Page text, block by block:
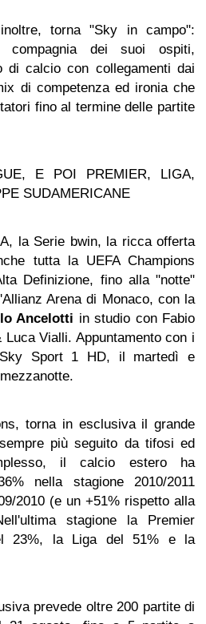
torna "Sky in campo":
compagnia dei suoi ospiti,
di calcio con collegamenti dai
di competenza ed ironia che
fino al termine delle partite
E POI PREMIER, LIGA,
SUDAMERICANE
la Serie bwin, la ricca offerta
tutta la UEFA Champions
Definizione, fino alla "notte"
Arena di Monaco, con la
Ancelotti in studio con Fabio
Luca Vialli. Appuntamento con i
Sport 1 HD, il martedì e
torna in esclusiva il grande
più seguito da tifosi ed
il calcio estero ha
nella stagione 2010/2011
2010 (e un +51% rispetto alla
stagione la Premier
23%, la Liga del 51% e la
prevede oltre 200 partite di